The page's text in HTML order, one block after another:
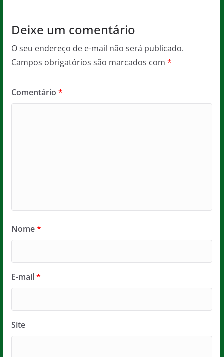
Deixe um comentário
O seu endereço de e-mail não será publicado.
Campos obrigatórios são marcados com *
Comentário *
Nome*
E-mail*
Site